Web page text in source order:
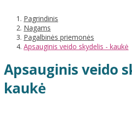
Pagrindinis
Nagams
Pagalbinės priemonės
Apsauginis veido skydelis - kaukė
Apsauginis veido
kaukė